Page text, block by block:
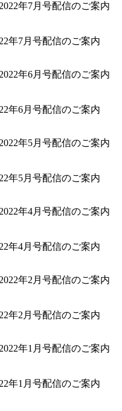
年7月号配信のご案内
年6月号配信のご案内
年5月号配信のご案内
年4月号配信のご案内
年2月号配信のご案内
年1月号配信のご案内